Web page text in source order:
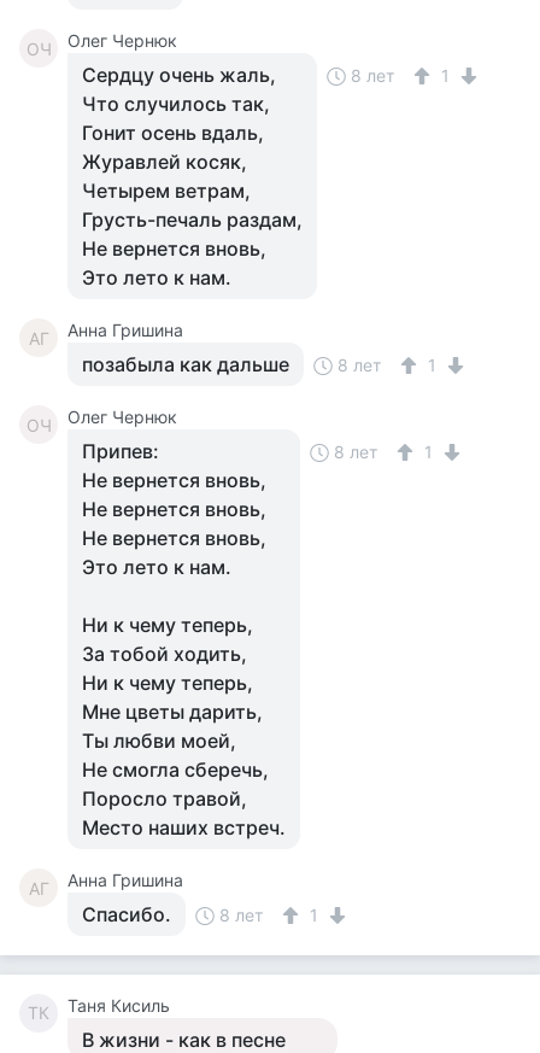
ОЧ Олег Чернюк
Сердцу очень жаль,
Что случилось так,
Гонит осень вдаль,
Журавлей косяк,
Четырем ветрам,
Грусть-печаль раздам,
Не вернется вновь,
Это лето к нам.
8 лет 1
АГ Анна Гришина
позабыла как дальше 8 лет 1
ОЧ Олег Чернюк
Припев:
Не вернется вновь,
Не вернется вновь,
Не вернется вновь,
Это лето к нам.
Ни к чему теперь,
За тобой ходить,
Ни к чему теперь,
Мне цветы дарить,
Ты любви моей,
Не смогла сберечь,
Поросло травой,
Место наших встреч.
8 лет 1
АГ Анна Гришина
Спасибо. 8 лет 1
ТК Таня Кисиль
В жизни - как в песне